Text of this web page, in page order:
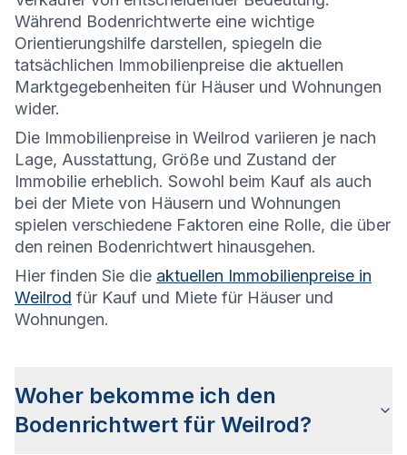
Während Bodenrichtwerte eine wichtige
Orientierungshilfe darstellen, spiegeln die
tatsächlichen Immobilienpreise die aktuellen
Marktgegebenheiten für Häuser und Wohnungen
wider.
Die Immobilienpreise in Weilrod variieren je nach
Lage, Ausstattung, Größe und Zustand der
Immobilie erheblich. Sowohl beim Kauf als auch
bei der Miete von Häusern und Wohnungen
spielen verschiedene Faktoren eine Rolle, die über
den reinen Bodenrichtwert hinausgehen.
Hier finden Sie die aktuellen Immobilienpreise in
Weilrod für Kauf und Miete für Häuser und
Wohnungen.
Woher bekomme ich den
Bodenrichtwert für Weilrod?